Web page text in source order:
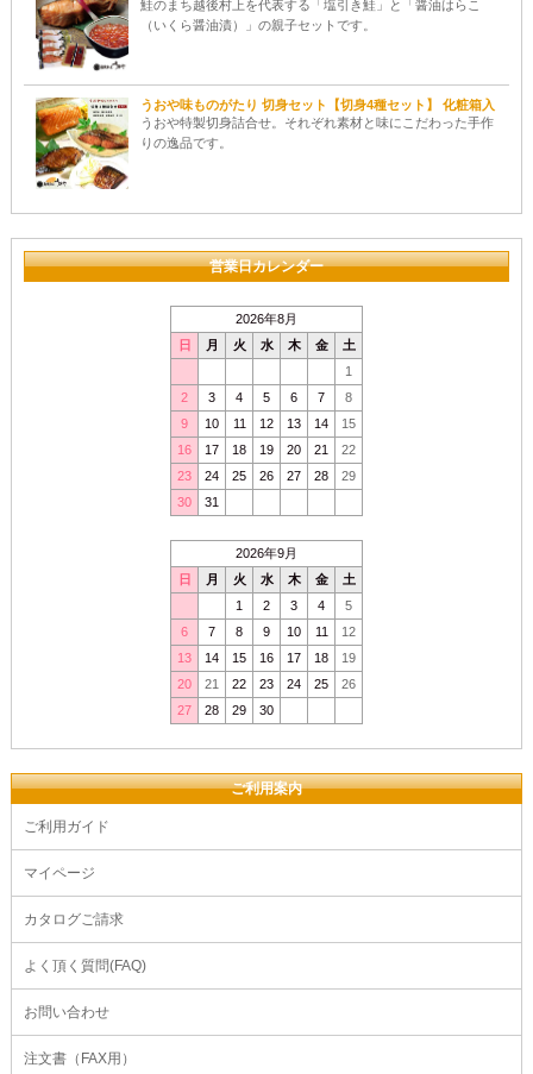
鮭のまち越後村上を代表する「塩引き鮭」と「醤油はらこ
（いくら醤油漬）」の親子セットです。
うおや味ものがたり 切身セット【切身4種セット】 化粧箱入
うおや特製切身詰合せ。それぞれ素材と味にこだわった手作
りの逸品です。
営業日カレンダー
2026年8月
日
月 火 水 木 金
土
1
2
3 4 5 6 7
8
9
10 11 12 13 14
15
16
17 18 19 20 21
22
23
24 25 26 27 28
29
30
31
2026年9月
日
月 火 水 木 金
土
1
2 3 4
5
6
7 8 9 10 11
12
13
14 15 16 17 18
19
20
21 22 23 24 25
26
27
28 29 30
ご利用案内
ご利用ガイド
マイページ
カタログご請求
よく頂く質問(FAQ)
お問い合わせ
注文書（FAX用）